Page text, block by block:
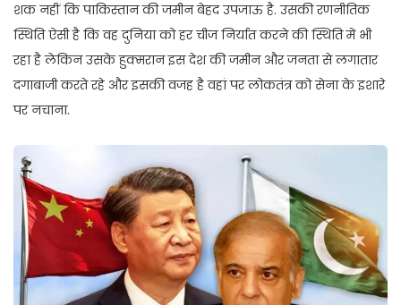
शक नहीं कि पाकिस्तान की जमीन बेहद उपजाऊ है. उसकी रणनीतिक
स्थिति ऐसी है कि वह दुनिया को हर चीज निर्यात करने की स्थिति में भी
रहा है लेकिन उसके हुक्मरान इस देश की जमीन और जनता से लगातार
दगाबाजी करते रहे और इसकी वजह है वहां पर लोकतंत्र को सेना के इशारे
पर नचाना.